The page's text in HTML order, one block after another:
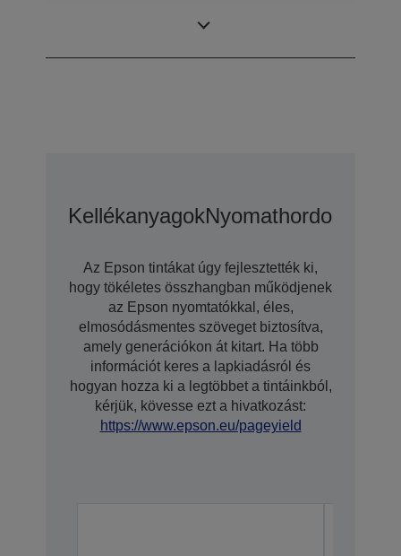
KellékanyagokNyomathordozó
Az Epson tintákat úgy fejlesztették ki,
hogy tökéletes összhangban működjenek
az Epson nyomtatókkal, éles,
elmosódásmentes szöveget biztosítva,
amely generációkon át kitart. Ha több
információt keres a lapkiadásról és
hogyan hozza ki a legtöbbet a tintáinkból,
kérjük, kövesse ezt a hivatkozást:
https://www.epson.eu/pageyield